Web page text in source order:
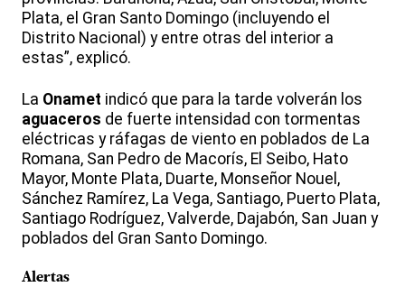
Plata, el Gran Santo Domingo (incluyendo el
Distrito Nacional) y entre otras del interior a
estas”, explicó.
La Onamet indicó que para la tarde volverán los
aguaceros de fuerte intensidad con tormentas
eléctricas y ráfagas de viento en poblados de La
Romana, San Pedro de Macorís, El Seibo, Hato
Mayor, Monte Plata, Duarte, Monseñor Nouel,
Sánchez Ramírez, La Vega, Santiago, Puerto Plata,
Santiago Rodríguez, Valverde, Dajabón, San Juan y
poblados del Gran Santo Domingo.
Alertas